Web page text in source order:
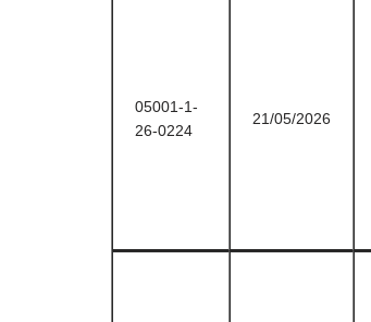
05001-1-
26-0224
21/05/2026